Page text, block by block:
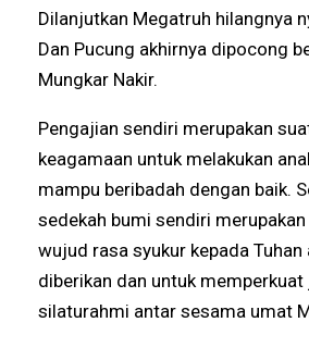
Dilanjutkan Megatruh hilangnya
Dan Pucung akhirnya dipocong
Mungkar Nakir.
Pengajian sendiri merupakan
keagamaan untuk melakukan
mampu beribadah dengan baik.
sedekah bumi sendiri
wujud rasa syukur kepada
diberikan dan untuk memperkuat
silaturahmi antar sesama umat